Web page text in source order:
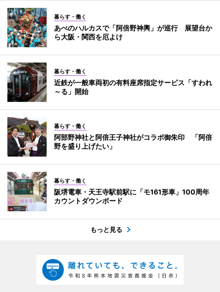
暮らす・働く
あべのハルカスで「阿倍野神輿」が巡行 展望台か
ら大阪・関西を厄よけ
暮らす・働く
近鉄が一般車両初の有料座席指定サービス「すわれ
～る」開始
暮らす・働く
阿部野神社と阿倍王子神社がコラボ御朱印 「阿倍
野を盛り上げたい」
暮らす・働く
阪堺電車・天王寺駅前駅に「モ161形車」100周年
カウントダウンボード
もっと見る